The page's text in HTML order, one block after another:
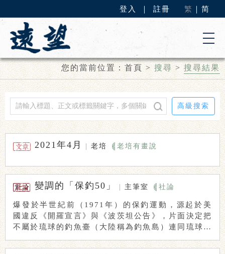
登入 註冊 繁 简
您的當前位置：首頁> 搜尋>搜尋結果
高級搜索
2021年4月 | 老培 老培有畫說
變調的「保釣50」 | 主筆室 社論
爆發於半世紀前（1971年）的保釣運動，源起於美
國違反《開羅宣言》與《波茨坦公告》，片面決定把
不屬於琉球的釣魚臺（大陸稱為釣魚島）連同琉球交